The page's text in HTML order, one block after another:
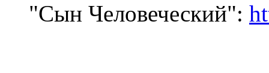
"Сын Человеческий":